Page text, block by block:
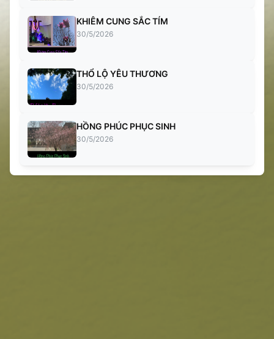
KHIÊM CUNG SẮC TÍM
30/5/2026
THỔ LỘ YÊU THƯƠNG
30/5/2026
HỒNG PHÚC PHỤC SINH
30/5/2026